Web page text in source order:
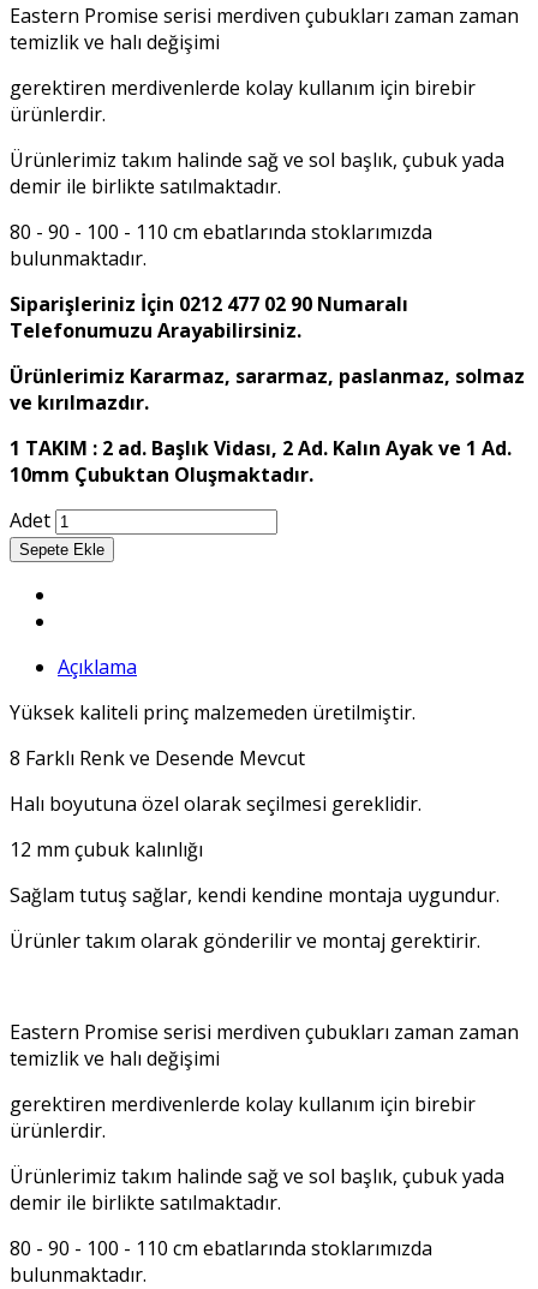
Eastern Promise serisi merdiven çubukları zaman zaman
temizlik ve halı değişimi
gerektiren merdivenlerde kolay kullanım için birebir
ürünlerdir.
Ürünlerimiz takım halinde sağ ve sol başlık, çubuk yada
demir ile birlikte satılmaktadır.
80 - 90 - 100 - 110 cm ebatlarında stoklarımızda
bulunmaktadır.
Siparişleriniz İçin 0212 477 02 90 Numaralı
Telefonumuzu Arayabilirsiniz.
Ürünlerimiz Kararmaz, sararmaz, paslanmaz, solmaz
ve kırılmazdır.
1 TAKIM : 2 ad. Başlık Vidası, 2 Ad. Kalın Ayak ve 1 Ad.
10mm Çubuktan Oluşmaktadır.
Adet
Açıklama
Yüksek kaliteli prinç malzemeden üretilmiştir.
8 Farklı Renk ve Desende Mevcut
Halı boyutuna özel olarak seçilmesi gereklidir.
12 mm çubuk kalınlığı
Sağlam tutuş sağlar, kendi kendine montaja uygundur.
Ürünler takım olarak gönderilir ve montaj gerektirir.
Eastern Promise serisi merdiven çubukları zaman zaman
temizlik ve halı değişimi
gerektiren merdivenlerde kolay kullanım için birebir
ürünlerdir.
Ürünlerimiz takım halinde sağ ve sol başlık, çubuk yada
demir ile birlikte satılmaktadır.
80 - 90 - 100 - 110 cm ebatlarında stoklarımızda
bulunmaktadır.